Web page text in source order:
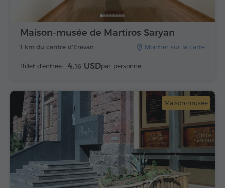
Montrer sur la carte
1 km du centre d'Erevan
Maison-musée de Martiros Saryan
Billet d'entrée: 4.16 USDpar personne
Maison-musée